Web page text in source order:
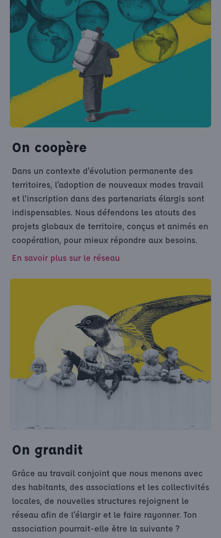
On coopère
Dans un contexte d’évolution permanente des
territoires, l’adoption de nouveaux modes travail
et l’inscription dans des partenariats élargis sont
indispensables. Nous défendons les atouts des
projets globaux de territoire, conçus et animés en
coopération, pour mieux répondre aux besoins.
En savoir plus sur le réseau
On grandit
Grâce au travail conjoint que nous menons avec
des habitants, des associations et les collectivités
locales, de nouvelles structures rejoignent le
réseau afin de l’élargir et le faire rayonner. Ton
association pourrait-elle être la suivante ?